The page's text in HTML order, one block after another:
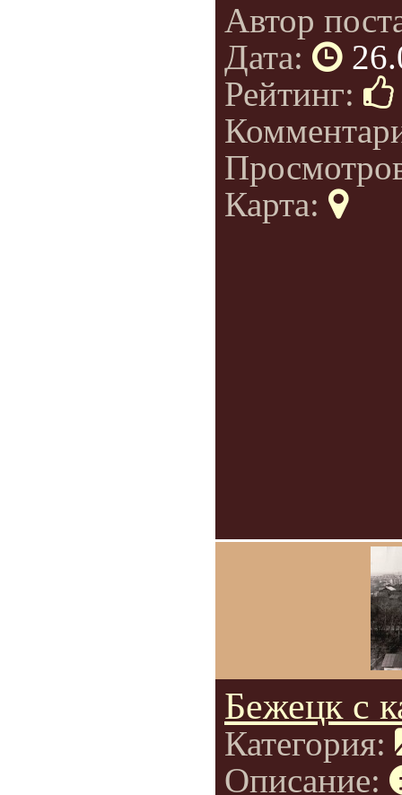
Автор
Дата:
Рейтинг:
Карта:
Бежецк с
Категория:
Описание: